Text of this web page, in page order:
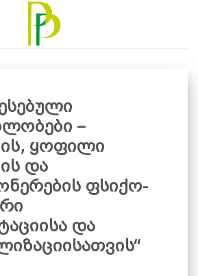
–
ყოფილი
და
ფსიქო-
და